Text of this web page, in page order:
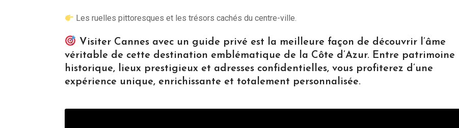
Les ruelles pittoresques et les trésors cachés du centre-ville.
Visiter Cannes avec un guide privé est la meilleure façon de découvrir l’âme
véritable de cette destination emblématique de la Côte d’Azur. Entre patrimoine
historique, lieux prestigieux et adresses confidentielles, vous profiterez d’une
expérience unique, enrichissante et totalement personnalisée.